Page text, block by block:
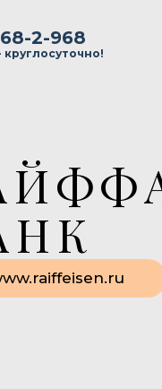
2-968